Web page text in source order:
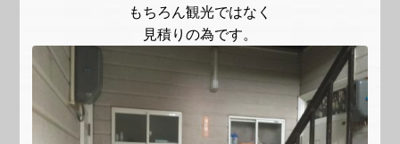
もちろん観光ではなく
見積りの為です。